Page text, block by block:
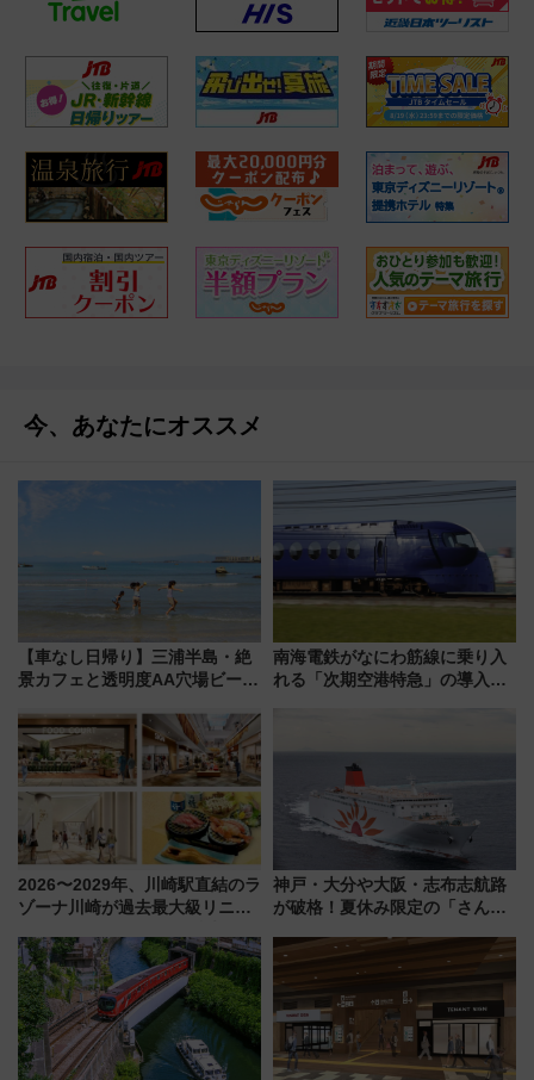
今、あなたにオススメ
【車なし日帰り】三浦半島・絶
景カフェと透明度AA穴場ビーチ
用してストレスフリー旅へ行こ
う！
南海電鉄がなにわ筋線に乗り入
れる「次期空港特急」の導入を
2026〜2029年、川崎駅直結のラ
ゾーナ川崎が過去最大級リニュ
「いつから何が変わるか」徹底
解説！
神戸・大分や大阪・志布志航路
が破格！夏休み限定の「さんふ
ート 夕朝食ビュッフェ付きで
快適な船旅はいかが？